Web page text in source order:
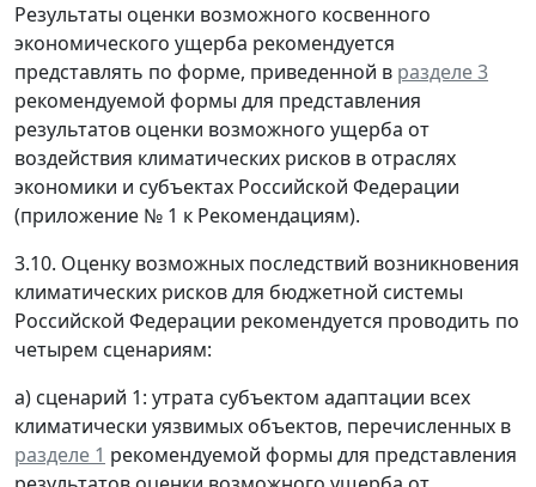
Результаты оценки возможного косвенного
экономического ущерба рекомендуется
представлять по форме, приведенной в разделе 3
рекомендуемой формы для представления
результатов оценки возможного ущерба от
воздействия климатических рисков в отраслях
экономики и субъектах Российской Федерации
(приложение № 1 к Рекомендациям).
3.10. Оценку возможных последствий возникновения
климатических рисков для бюджетной системы
Российской Федерации рекомендуется проводить по
четырем сценариям:
а) сценарий 1: утрата субъектом адаптации всех
климатически уязвимых объектов, перечисленных в
разделе 1 рекомендуемой формы для представления